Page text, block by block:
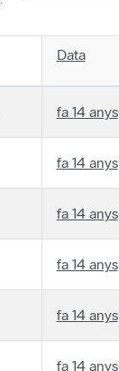
Data
fa 14 anys
fa 14 anys
fa 14 anys
fa 14 anys
fa 14 anys
fa 14 anys